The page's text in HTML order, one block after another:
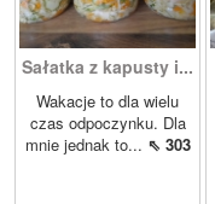
Sałatka z kapusty i...
Wakacje to dla wielu
czas odpoczynku. Dla
mnie jednak to... ⇖ 303